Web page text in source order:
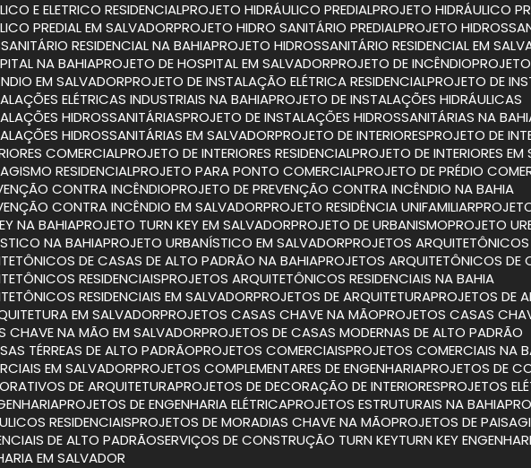
E ELETRICO RESIDENCIAL PROJETO HIDRÁULICO PREDIAL PROJETO HIDRÁULICO
PREDIAL EM SALVADOR PROJETO HIDRO SANITÁRIO PREDIAL PROJETO
RESIDENCIAL NA BAHIA PROJETO HIDROSSANITÁRIO RESIDENCIAL EM
NA BAHIA PROJETO DE HOSPITAL EM SALVADOR PROJETO DE INCÊNDIO
EM SALVADOR PROJETO DE INSTALAÇÃO ELÉTRICA RESIDENCIAL PROJETO DE
ELÉTRICAS INDUSTRIAIS NA BAHIA PROJETO DE INSTALAÇÕES HIDRÁULICAS
HIDROSSANITÁRIAS PROJETO DE INSTALAÇÕES HIDROSSANITÁRIAS NA
HIDROSSANITÁRIAS EM SALVADOR PROJETO DE INTERIORES PROJETO DE
COMERCIAL PROJETO DE INTERIORES RESIDENCIAL PROJETO DE INTERIORES
RESIDENCIAL PROJETO PARA PONTO COMERCIAL PROJETO DE PRÉDIO
CONTRA INCÊNDIO PROJETO DE PREVENÇÃO CONTRA INCÊNDIO NA BAHIA
CONTRA INCÊNDIO EM SALVADOR PROJETO RESIDÊNCIA UNIFAMILIAR
NA BAHIA PROJETO TURN KEY EM SALVADOR PROJETO DE URBANISMO PROJETO
NA BAHIA PROJETO URBANÍSTICO EM SALVADOR PROJETOS
DE CASAS DE ALTO PADRÃO NA BAHIA PROJETOS ARQUITETÔNICOS
RESIDENCIAIS PROJETOS ARQUITETÔNICOS RESIDENCIAIS NA BAHIA
RESIDENCIAIS EM SALVADOR PROJETOS DE ARQUITETURA PROJETOS DE
EM SALVADOR PROJETOS CASAS CHAVE NA MÃO PROJETOS CASAS
CHAVE NA MÃO EM SALVADOR PROJETOS DE CASAS MODERNAS DE ALTO PADRÃO
TÉRREAS DE ALTO PADRÃO PROJETOS COMERCIAIS PROJETOS COMERCIAIS NA
EM SALVADOR PROJETOS COMPLEMENTARES DE ENGENHARIA PROJETOS DE
DE ARQUITETURA PROJETOS DE DECORAÇÃO DE INTERIORES PROJETOS
PROJETOS DE ENGENHARIA ELÉTRICA PROJETOS ESTRUTURAIS NA BAHIA
RESIDENCIAIS PROJETOS DE MORADIAS CHAVE NA MÃO PROJETOS DE
DE ALTO PADRÃO SERVIÇOS DE CONSTRUÇÃO TURN KEY TURN KEY
EM SALVADOR